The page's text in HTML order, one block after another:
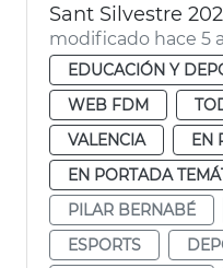
Sant Silvestre
modificado hace 5
EDUCACIÓN Y
WEB FDM
VALENCIA
EN
EN PORTADA
PILAR BERNABÉ
ESPORTS